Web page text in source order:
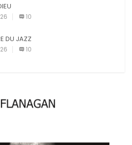
10
DU JAZZ
10